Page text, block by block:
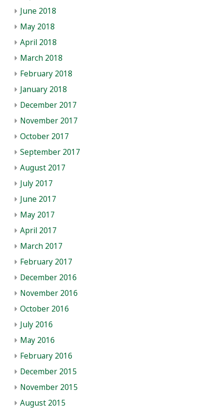
June 2018
May 2018
April 2018
March 2018
February 2018
January 2018
December 2017
November 2017
October 2017
September 2017
August 2017
July 2017
June 2017
May 2017
April 2017
March 2017
February 2017
December 2016
November 2016
October 2016
July 2016
May 2016
February 2016
December 2015
November 2015
August 2015